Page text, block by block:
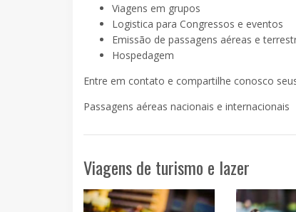
Viagens em grupos
Logistica para Congressos e eventos
Emissão de passagens aéreas e
Hospedagem
Entre em contato e compartilhe conosco
Passagens aéreas nacionais e internacionais
Viagens de turismo e lazer